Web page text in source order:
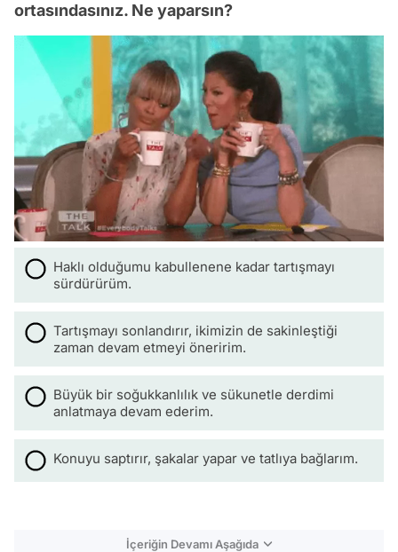
ortasındasınız. Ne yaparsın?
Haklı olduğumu kabullenene kadar tartışmayı
sürdürürüm.
Tartışmayı sonlandırır, ikimizin de sakinleştiği
zaman devam etmeyi öneririm.
Büyük bir soğukkanlılık ve sükunetle derdimi
anlatmaya devam ederim.
Konuyu saptırır, şakalar yapar ve tatlıya bağlarım.
İçeriğin Devamı Aşağıda